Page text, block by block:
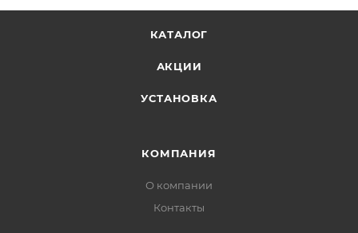
КАТАЛОГ
АКЦИИ
УСТАНОВКА
КОМПАНИЯ
О компании
Контакты